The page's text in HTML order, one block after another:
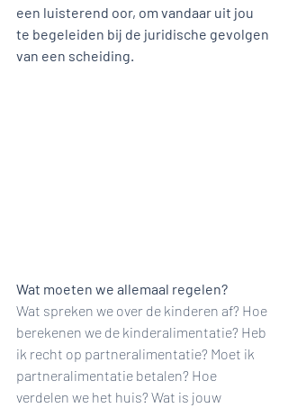
een luisterend oor, om vandaar uit jou
te begeleiden bij de juridische gevolgen
van een scheiding.
Wat moeten we allemaal regelen?
Wat spreken we over de kinderen af? Hoe
berekenen we de kinderalimentatie? Heb
ik recht op partneralimentatie? Moet ik
partneralimentatie betalen? Hoe
verdelen we het huis? Wat is jouw